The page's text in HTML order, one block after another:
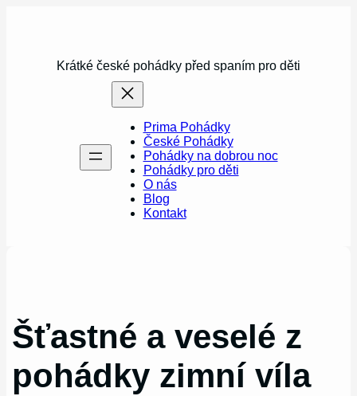
Krátké české pohádky před spaním pro děti
Prima Pohádky
České Pohádky
Pohádky na dobrou noc
Pohádky pro děti
O nás
Blog
Kontakt
Šťastné a veselé z
pohádky zimní víla